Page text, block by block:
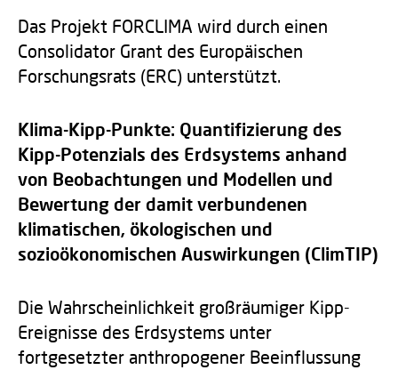
Das Projekt FORCLIMA wird durch einen
Consolidator Grant des Europäischen
Forschungsrats (ERC) unterstützt.
Klima-Kipp-Punkte: Quantifizierung des
Kipp-Potenzials des Erdsystems anhand
von Beobachtungen und Modellen und
Bewertung der damit verbundenen
klimatischen, ökologischen und
sozioökonomischen Auswirkungen (ClimTIP)
Die Wahrscheinlichkeit großräumiger Kipp-
Ereignisse des Erdsystems unter
fortgesetzter anthropogener Beeinflussung